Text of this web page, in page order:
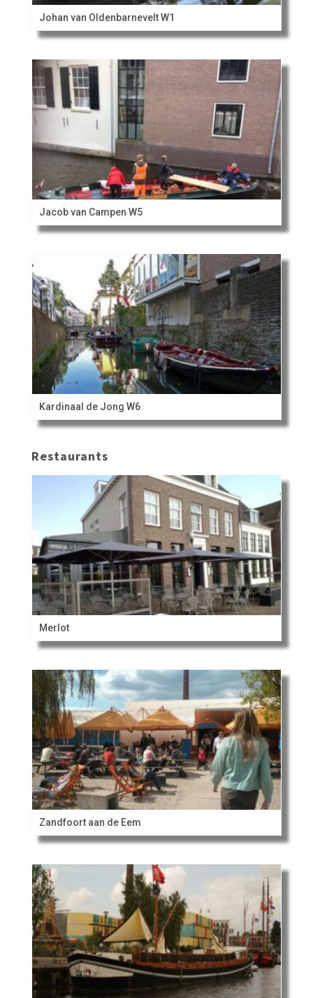
Johan van Oldenbarnevelt W1
Jacob van Campen W5
Kardinaal de Jong W6
Restaurants
Merlot
Zandfoort aan de Eem